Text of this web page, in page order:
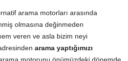
arama motorları arasında
olmasına değinmeden
veren ve asla bizim neyi
arama yaptığımızı
motorunu önümüzdeki dönemde